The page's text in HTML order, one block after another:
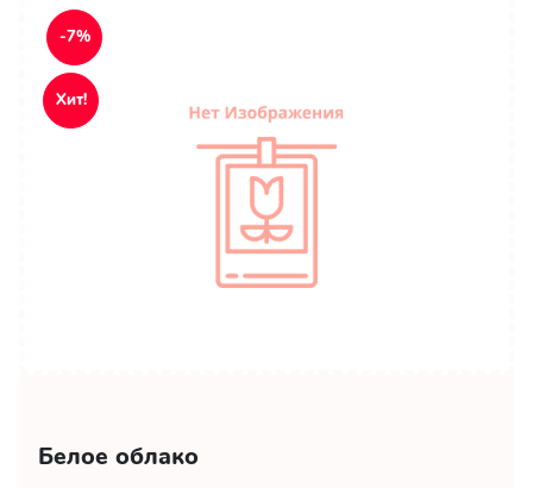
-7%
Хит!
Белое облако